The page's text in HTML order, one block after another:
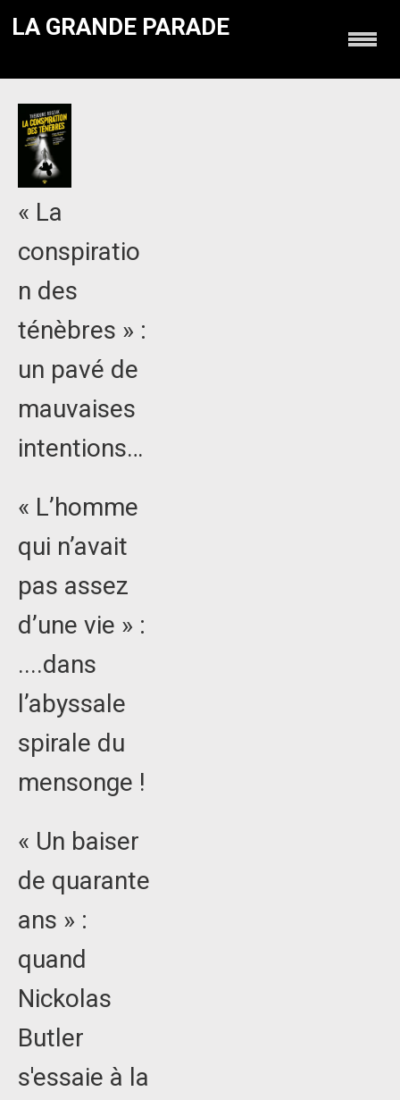
LA GRANDE PARADE
« La
conspiratio
n des
ténèbres » :
un pavé de
mauvaises
intentions…
« L’homme
qui n’avait
pas assez
d’une vie » :
....dans
l’abyssale
spirale du
mensonge !
« Un baiser
de quarante
ans » :
quand
Nickolas
Butler
s'essaie à la